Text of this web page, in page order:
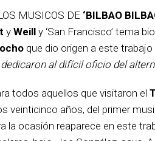
MUSICOS DE ‘BILBAO
y Weill y ‘San Francisco’ tema
que dio origen a este
al difícil oficio del
todos aquellos que visitaron el
veinticinco años, del primer
la ocasión reaparece en este